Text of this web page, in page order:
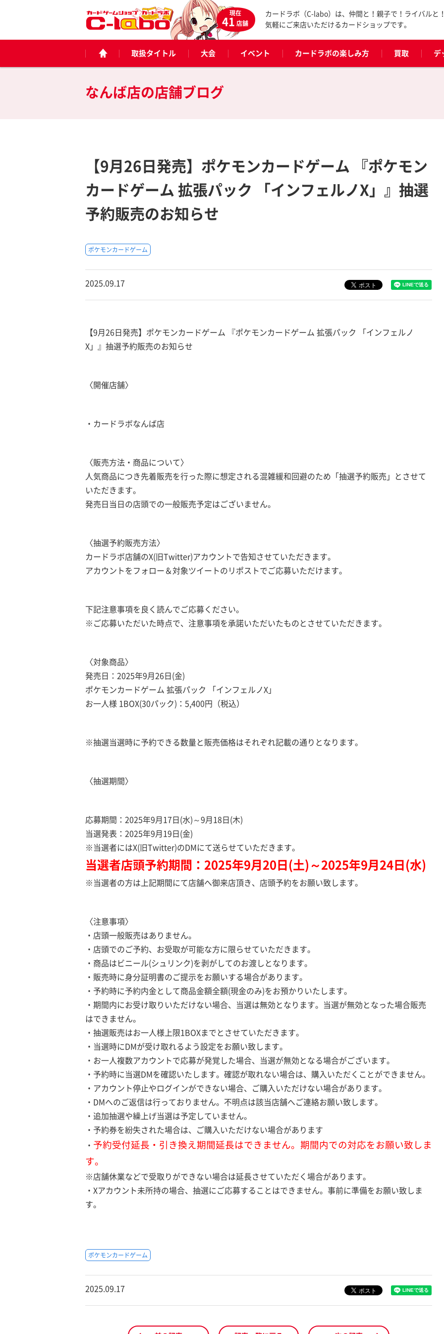
現在
41店舗
カードラボ（C-labo）は、仲間と！親子で！ライバルと
気軽にご来店いただけるカードショップです。
取扱タイトル 大会 イベント カードラボの楽しみ方 買取 デ
なんば店の店舗ブログ
【9月26日発売】ポケモンカードゲーム 『ポケモン
カードゲーム 拡張パック 「インフェルノX」』抽選
予約販売のお知らせ
ポケモンカードゲーム
2025.09.17
【9月26日発売】ポケモンカードゲーム 『ポケモンカードゲーム 拡張パック 「インフェルノ
X」』抽選予約販売のお知らせ
〈開催店舗〉
・カードラボなんば店
〈販売方法・商品について〉
人気商品につき先着販売を行った際に想定される混雑緩和回避のため「抽選予約販売」とさせて
いただきます。
発売日当日の店頭での一般販売予定はございません。
〈抽選予約販売方法〉
カードラボ店舗のX(旧Twitter)アカウントで告知させていただきます。
アカウントをフォロー＆対象ツイートのリポストでご応募いただけます。
下記注意事項を良く読んでご応募ください。
※ご応募いただいた時点で、注意事項を承諾いただいたものとさせていただきます。
〈対象商品〉
発売日：2025年9月26日(金)
ポケモンカードゲーム 拡張パック 「インフェルノX」
お一人様 1BOX(30パック)：5,400円（税込）
※抽選当選時に予約できる数量と販売価格はそれぞれ記載の通りとなります。
〈抽選期間〉
応募期間：2025年9月17日(水)～9月18日(木)
当選発表：2025年9月19日(金)
※当選者にはX(旧Twitter)のDMにて送らせていただきます。
当選者店頭予約期間：2025年9月20日(土)～2025年9月24日(水)
※当選者の方は上記期間にて店舗へ御来店頂き、店頭予約をお願い致します。
〈注意事項〉
・店頭一般販売はありません。
・店頭でのご予約、お受取が可能な方に限らせていただきます。
・商品はビニール(シュリンク)を剥がしてのお渡しとなります。
・販売時に身分証明書のご提示をお願いする場合があります。
・予約時に予約内金として商品金額全額(現金のみ)をお預かりいたします。
・期間内にお受け取りいただけない場合、当選は無効となります。当選が無効となった場合販売
はできません。
・抽選販売はお一人様上限1BOXまでとさせていただきます。
・当選時にDMが受け取れるよう設定をお願い致します。
・お一人複数アカウントで応募が発覚した場合、当選が無効となる場合がございます。
・予約時に当選DMを確認いたします。確認が取れない場合は、購入いただくことができません。
・アカウント停止やログインができない場合、ご購入いただけない場合があります。
・DMへのご返信は行っておりません。不明点は該当店舗へご連絡お願い致します。
・追加抽選や繰上げ当選は予定していません。
・予約券を紛失された場合は、ご購入いただけない場合があります
・ 予約受付延長・引き換え期間延長はできません。期間内での対応をお願い致しま
す。
※店舗休業などで受取りができない場合は延長させていただく場合があります。
・Xアカウント未所持の場合、抽選にご応募することはできません。事前に準備をお願い致しま
す。
ポケモンカードゲーム
2025.09.17